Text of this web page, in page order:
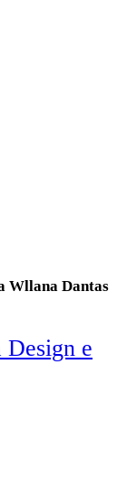
Wllana Dantas
e